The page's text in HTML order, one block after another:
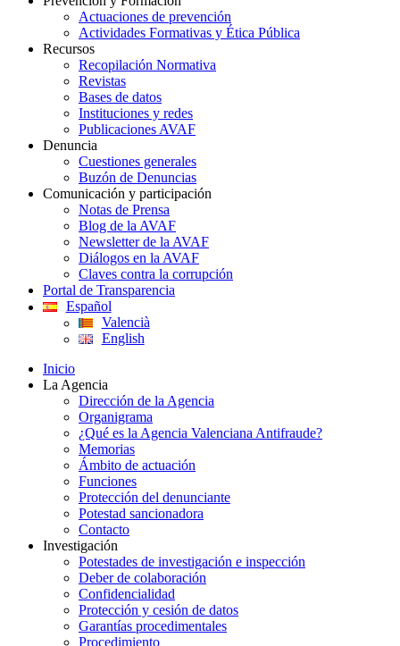
Actuaciones de prevención
Actividades Formativas y Ética Pública
Recursos
Recopilación Normativa
Revistas
Bases de datos
Instituciones y redes
Publicaciones AVAF
Denuncia
Cuestiones generales
Buzón de Denuncias
Comunicación y participación
Notas de Prensa
Blog de la AVAF
Newsletter de la AVAF
Diálogos en la AVAF
Claves contra la corrupción
Portal de Transparencia
Español
Valencià
English
Inicio
La Agencia
Dirección de la Agencia
Organigrama
¿Qué es la Agencia Valenciana Antifraude?
Memorias
Ámbito de actuación
Funciones
Protección del denunciante
Potestad sancionadora
Contacto
Investigación
Potestades de investigación e inspección
Deber de colaboración
Confidencialidad
Protección y cesión de datos
Garantías procedimentales
Procedimiento